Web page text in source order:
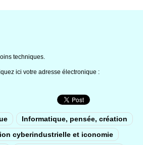
techniques.
ici votre adresse électronique :
Informatique, pensée, création
cyberindustrielle et iconomie